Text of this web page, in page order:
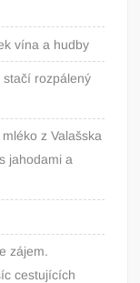
vína a hudby
rozpálený
z Valašska
jahodami a
zájem.
cestujících